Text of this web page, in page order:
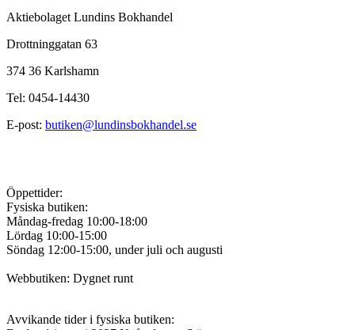
Aktiebolaget Lundins Bokhandel
Drottninggatan 63
374 36 Karlshamn
Tel: 0454-14430
E-post: butiken@lundinsbokhandel.se
Öppettider:
Fysiska butiken:
Måndag-fredag 10:00-18:00
Lördag 10:00-15:00
Söndag 12:00-15:00, under juli och augusti
Webbutiken: Dygnet runt
Avvikande tider i fysiska butiken: